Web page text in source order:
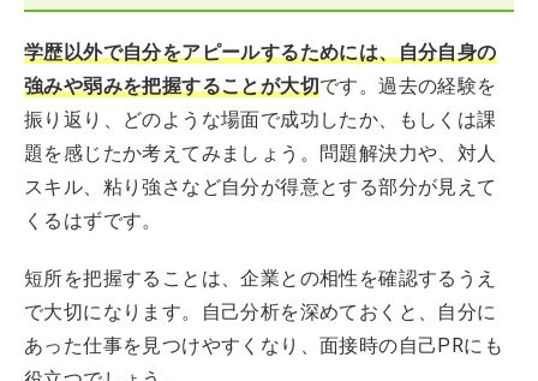
学歴以外で自分をアピールするためには、自分自身の
強みや弱みを把握することが大切です。過去の経験を
振り返り、どのような場面で成功したか、もしくは課
題を感じたか考えてみましょう。問題解決力や、対人
スキル、粘り強さなど自分が得意とする部分が見えて
くるはずです。
短所を把握することは、企業との相性を確認するうえ
で大切になります。自己分析を深めておくと、自分に
あった仕事を見つけやすくなり、面接時の自己PRにも